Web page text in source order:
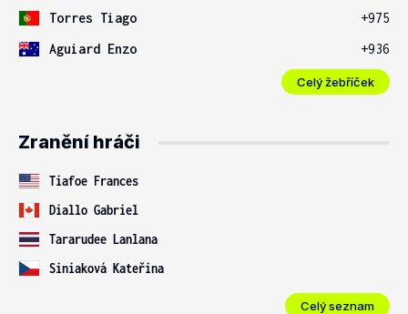
Torres Tiago
+975
Aguiard Enzo
+936
Celý žebříček
Zranění hráči
Tiafoe Frances
Diallo Gabriel
Tararudee Lanlana
Siniaková Kateřina
Celý seznam